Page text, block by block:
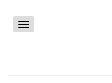
Toggle